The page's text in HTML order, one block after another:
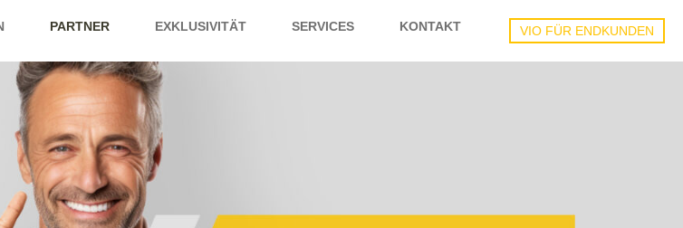
PARTNER EXKLUSIVITÄT SERVICES KONTAKT VIO FÜR ENDKUNDEN